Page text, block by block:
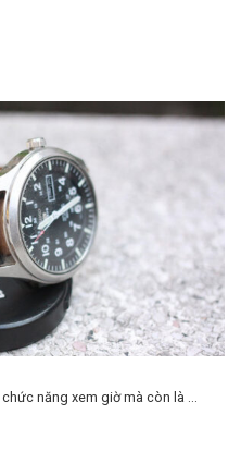
năng xem giờ mà còn là ...